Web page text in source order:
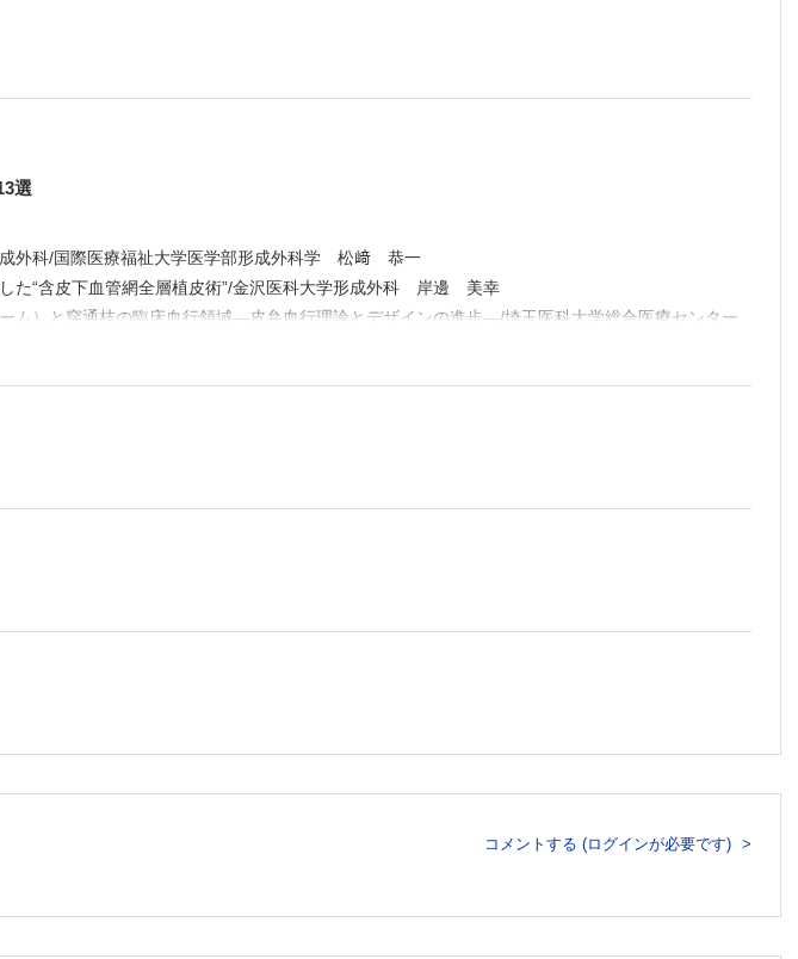
前額皮弁による外鼻再建/久留米大学医学部形成
力丸 英明
■漏斗胸に対する低侵襲手術の発見―切開を最
アイディア―/香川大学形成外科 永竿 智久
常■母指多指症―Wassel 分類のルーツ―/金沢
島田 賢一
患■PIP 関節内骨折に対する合理的かつ最も単
大学医学部形成外科 楠原 廣久
学医学部形成外科 上村 哲司
―150 年以上に渡り世界中で使用されている局
となった3つのポイント―/東京歯科大学市川総
表皮移植黎明期の金字塔/日本大学医学部形成外
選
外科/国際医療福祉大学医学部形成外科学 松﨑 恭一
た“含皮下血管網全層植皮術”/金沢医科大学形成外科 岸邊 美幸
ム）と穿通枝の臨床血行領域―皮弁血行理論とデザインの進歩―/埼玉医科大学総合医療センター
アプローチ/兵庫医科大学形成外科 西本 聡
成メカニズムの一仮説―頭蓋縫合早期癒合症の真実をつかむのは誰か―/慶應義塾大学医学部形成
顎骨変形に適応できる優れた術式として下顎骨骨切り術の原点となった/東京慈恵会医科大学形
法―short split 法―/金沢医科大学形成外科 山下 昌信
瞬間―うたた寝から目が覚めたら片側唇裂の写真が斜めに―/昭和大学 土佐 泰祥
きるのか？/信州大学医学部形成再建外科学教室 杠 俊介
られるまで，なぜ14 年を要したのか？/がん・感染症センター都立駒込病院形成再建外科 寺尾
ンプラントによる乳房再建の原典―40 年前にすべての要点を記述―/聖マリアンナ医科大学形成外
zone 分類―真の開発者は誰か―/大阪大学医学部形成外科 冨田 興一
の安全性と有効性/亀田総合病院乳腺科 淺野 裕子
コメントする (ログインが必要です)